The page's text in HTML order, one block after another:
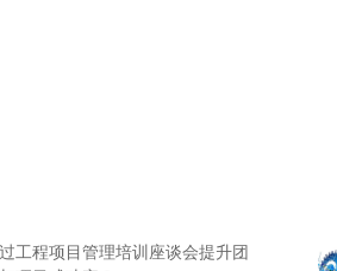
工程项目管理培训座谈会提升团